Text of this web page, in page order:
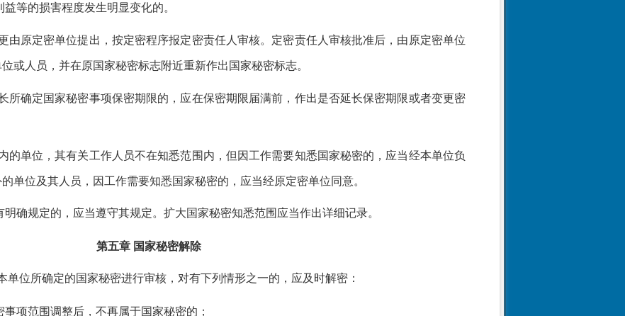
益等的损害程度发生明显变化的。
由原定密单位提出，按定密程序报定密责任人审核。定密责任人审核批准后，由原定密单位
或人员，并在原国家秘密标志附近重新作出国家秘密标志。
所确定国家秘密事项保密期限的，应在保密期限届满前，作出是否延长保密期限或者变更密
的单位，其有关工作人员不在知悉范围内，但因工作需要知悉国家秘密的，应当经本单位负
单位及其人员，因工作需要知悉国家秘密的，应当经原定密单位同意。
确规定的，应当遵守其规定。扩大国家秘密知悉范围应当作出详细记录。
第五章 国家秘密解除
单位所确定的国家秘密进行审核，对有下列情形之一的，应及时解密：
事项范围调整后，不再属于国家秘密的；